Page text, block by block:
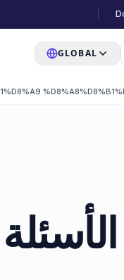
GLOBAL